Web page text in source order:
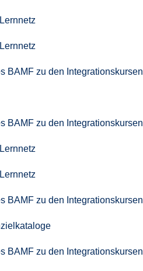
BAMF zu den Integrationskursen
BAMF zu den Integrationskursen
BAMF zu den Integrationskursen
BAMF zu den Integrationskursen